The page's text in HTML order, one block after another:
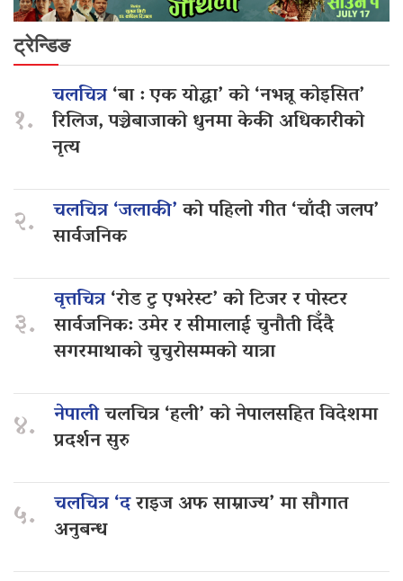
ट्रेन्डिङ
१.
चलचित्र‘बा : एक योद्धा’ को ‘नभन्नू कोइसित’
रिलिज, पञ्चेबाजाको धुनमा केकी अधिकारीको
नृत्य
२. चलचित्र ‘जलाकी’को पहिलो गीत ‘चाँदी जलप’
सार्वजनिक
३.
वृत्तचित्र‘रोड टु एभरेस्ट’ को टिजर र पोस्टर
सार्वजनिक: उमेर र सीमालाई चुनौती दिँदै
सगरमाथाको चुचुरोसम्मको यात्रा
४. नेपालीचलचित्र ‘हली’ को नेपालसहित विदेशमा
प्रदर्शन सुरु
५. चलचित्र ‘दराइज अफ साम्राज्य’ मा सौगात
अनुबन्ध